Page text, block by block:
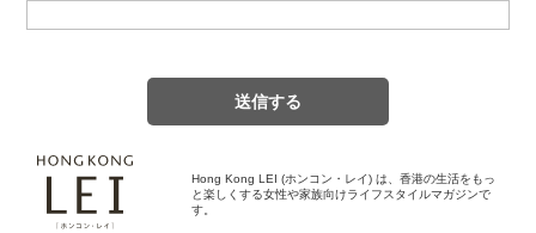
Hong Kong LEI (ホンコン・レイ) は、香港の生活をもっ
と楽しくする女性や家族向けライフスタイルマガジンで
す。